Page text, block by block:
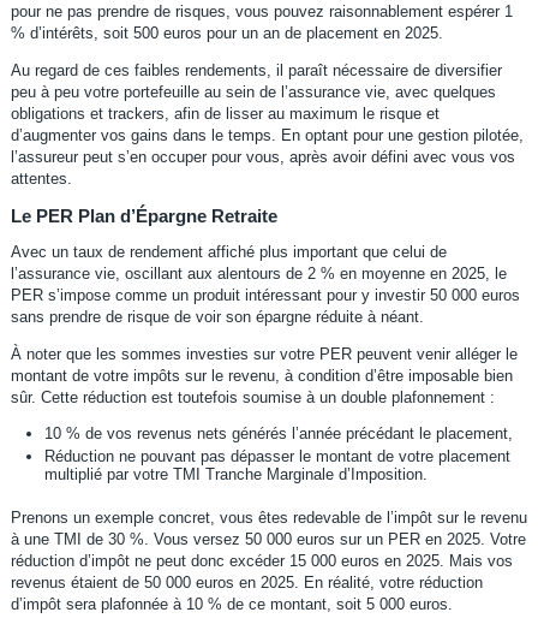
pour ne pas prendre de risques, vous pouvez raisonnablement espérer 1
% d’intérêts, soit 500 euros pour un an de placement en 2025.
Au regard de ces faibles rendements, il paraît nécessaire de diversifier
peu à peu votre portefeuille au sein de l’assurance vie, avec quelques
obligations et trackers, afin de lisser au maximum le risque et
d’augmenter vos gains dans le temps. En optant pour une gestion pilotée,
l’assureur peut s’en occuper pour vous, après avoir défini avec vous vos
attentes.
Le PER Plan d’Épargne Retraite
Avec un taux de rendement affiché plus important que celui de
l’assurance vie, oscillant aux alentours de 2 % en moyenne en 2025, le
PER s’impose comme un produit intéressant pour y investir 50 000 euros
sans prendre de risque de voir son épargne réduite à néant.
À noter que les sommes investies sur votre PER peuvent venir alléger le
montant de votre impôts sur le revenu, à condition d’être imposable bien
sûr. Cette réduction est toutefois soumise à un double plafonnement :
10 % de vos revenus nets générés l’année précédant le placement,
Réduction ne pouvant pas dépasser le montant de votre placement
multiplié par votre TMI Tranche Marginale d’Imposition.
Prenons un exemple concret, vous êtes redevable de l’impôt sur le revenu
à une TMI de 30 %. Vous versez 50 000 euros sur un PER en 2025. Votre
réduction d’impôt ne peut donc excéder 15 000 euros en 2025. Mais vos
revenus étaient de 50 000 euros en 2025. En réalité, votre réduction
d’impôt sera plafonnée à 10 % de ce montant, soit 5 000 euros.